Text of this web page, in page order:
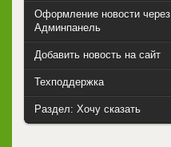
Оформление новости через
Админпанель
Добавить новость на сайт
Техподдержка
Раздел: Хочу сказать